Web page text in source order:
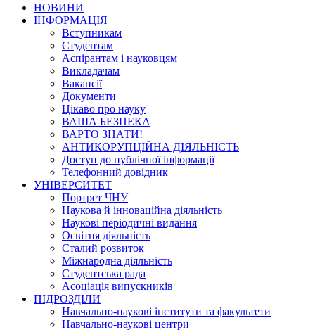
НОВИНИ
ІНФОРМАЦІЯ
Вступникам
Студентам
Аспірантам і науковцям
Викладачам
Вакансії
Документи
Цікаво про науку
ВАША БЕЗПЕКА
ВАРТО ЗНАТИ!
АНТИКОРУПЦІЙНА ДІЯЛЬНІСТЬ
Доступ до публічної інформації
Телефонний довідник
УНІВЕРСИТЕТ
Портрет ЧНУ
Наукова й інноваційна діяльність
Наукові періодичні видання
Освітня діяльність
Сталий розвиток
Міжнародна діяльність
Студентська рада
Асоціація випускників
ПІДРОЗДІЛИ
Навчально-наукові інститути та факультети
Навчально-наукові центри